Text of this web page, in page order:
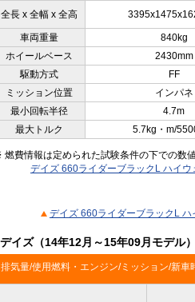
全長 x 全幅 x 全高
車両重量 840kg
ホイールベース
2430mm
駆動方式
FF
ミッション位置
インパネ
最小回転半径
4.7m
最大トルク
5.7kg・m/
費情報は定められた試験条件の下での数
デイズ 660ライダーブラックL ハイ
デイズ 660ライダーブラックL
デイズ（14年12月～15年09月モデル
排気量/使用燃料・エンジン/ミッション/新車